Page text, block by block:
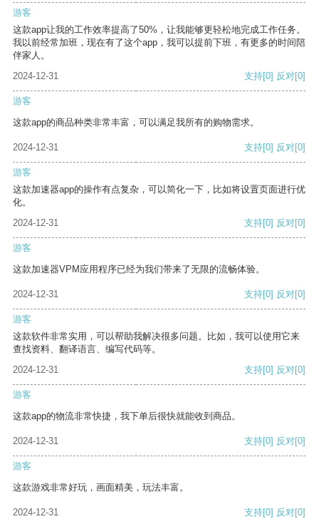
游客
这款app让我的工作效率提高了50%，让我能够更轻松地完成工作任务。
我以前经常加班，现在有了这个app，我可以提前下班，有更多的时间陪
伴家人。
2024-12-31
支持[0] 反对[0]
游客
这款app的商品种类非常丰富，可以满足我所有的购物需求。
2024-12-31 支持[0] 反对[0]
游客
这款加速器app的操作有点复杂，可以简化一下，比如将设置页面进行优
化。
2024-12-31
支持[0] 反对[0]
游客
这款加速器VPM应用程序已经为我们带来了无限的流畅体验。
2024-12-31 支持[0] 反对[0]
游客
这款软件非常实用，可以帮助我解决很多问题。比如，我可以使用它来
查找资料、翻译语言、编写代码等。
2024-12-31
支持[0] 反对[0]
游客
这款app的物流非常快捷，我下单后很快就能收到商品。
2024-12-31 支持[0] 反对[0]
游客
这款游戏非常好玩，画面精美，玩法丰富。
2024-12-31 支持[0] 反对[0]